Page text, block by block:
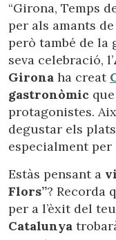
“Girona, Temps
per als amants
però també de la
seva celebració, l’
Girona ha creat
gastronòmic
protagonistes.
degustar els
especialment per
Estàs pensant a
Flors”? Recorda
per a l’èxit del
Catalunya
Modificar
Tècniques i
Aquest lloc web
informació amb la
Si continua